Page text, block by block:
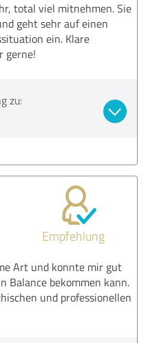
total viel mitnehmen. Sie
geht sehr auf einen
ein. Klare
gerne!
zu:
Empfehlung
Art und konnte mir gut
Balance bekommen kann.
und professionellen